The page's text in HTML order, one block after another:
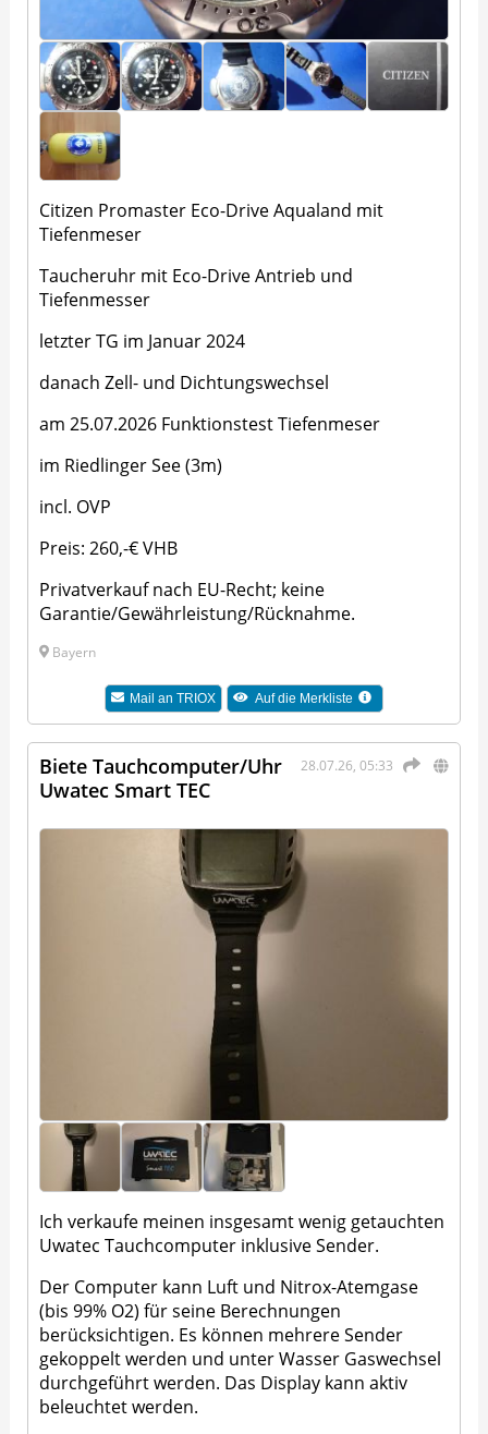
Citizen Promaster Eco-Drive Aqualand mit
Tiefenmeser
Taucheruhr mit Eco-Drive Antrieb und
Tiefenmesser
letzter TG im Januar 2024
danach Zell- und Dichtungswechsel
am 25.07.2026 Funktionstest Tiefenmeser
im Riedlinger See (3m)
incl. OVP
Preis: 260,-€ VHB
Privatverkauf nach EU-Recht; keine
Garantie/Gewährleistung/Rücknahme.
Bayern
Mail anTRIOX Auf die Merkliste
28.07.26, 05:33
Biete Tauchcomputer/Uhr
Uwatec Smart TEC
Ich verkaufe meinen insgesamt wenig getauchten
Uwatec Tauchcomputer inklusive Sender.
Der Computer kann Luft und Nitrox-Atemgase
(bis 99% O2) für seine Berechnungen
berücksichtigen. Es können mehrere Sender
gekoppelt werden und unter Wasser Gaswechsel
durchgeführt werden. Das Display kann aktiv
beleuchtet werden.